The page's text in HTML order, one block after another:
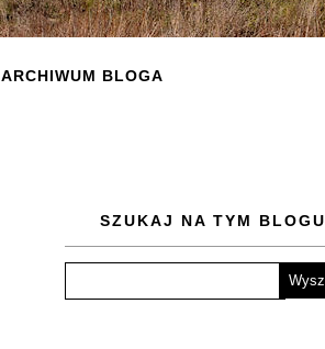
ARCHIWUM BLOGA
SZUKAJ NA TYM BLOGU